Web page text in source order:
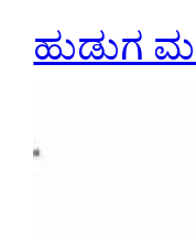
ಹುಡುಗ